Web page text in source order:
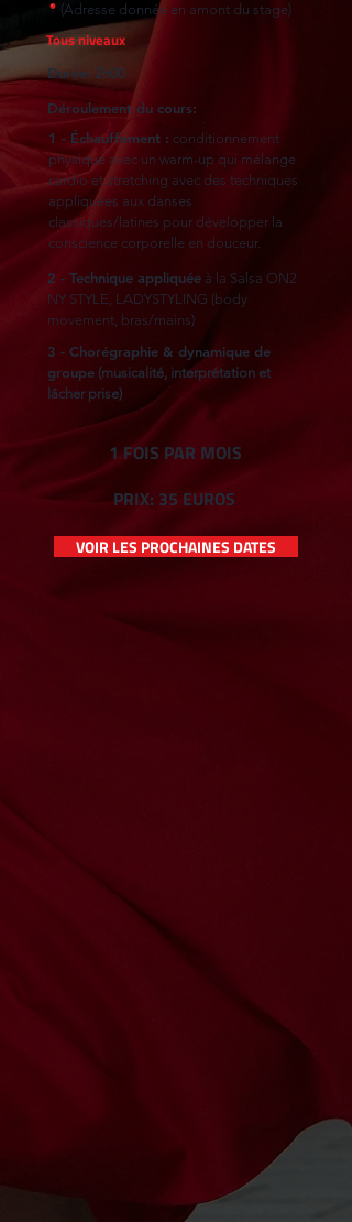
(Adresse donnée en amont du stage)
Tous niveaux
Durée: 2h00
Déroulement du cours:
1 FOIS PAR MOIS
1 - Échauffement : conditionnement
physique avec un warm-up qui mélange
cardio et stretching avec des techniques
appliquées aux danses
classiques/latines pour développer la
conscience corporelle en douceur.
2 - Technique appliquée à la Salsa ON2
NY STYLE, LADYSTYLING (body
movement, bras/mains)
3 - Chorégraphie & dynamique de
groupe (musicalité, interprétation et
lâcher prise)
PRIX: 35 EUROS
VOIR LES PROCHAINES DATES